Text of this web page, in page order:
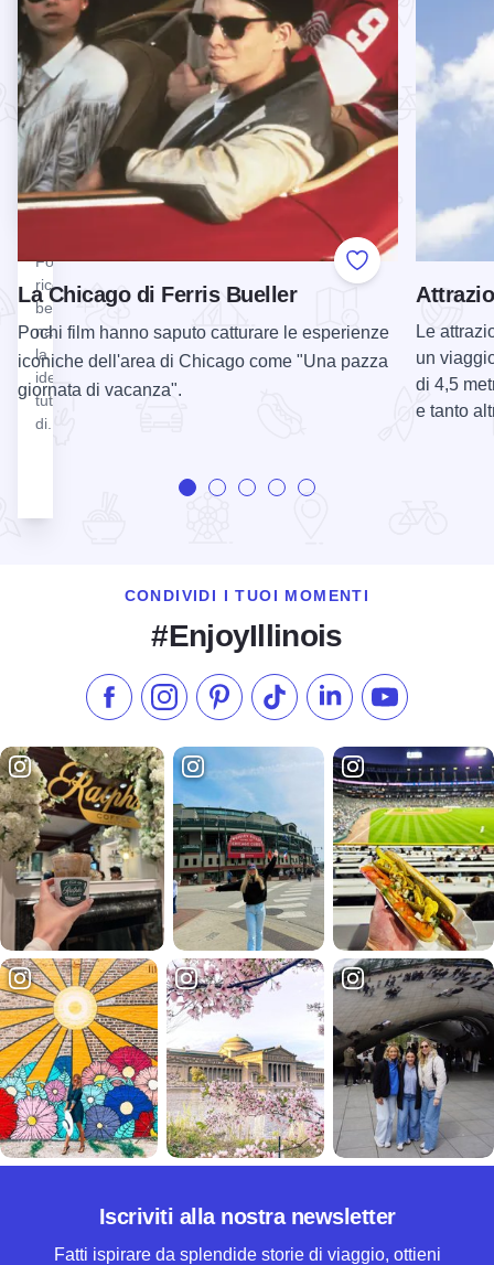
Wilmington.
Nel 2024 la
statua è
stata
rinnovata...
National
Forest
Incastonata
tra i fiumi
Mississippi
e Ohio, nel
sud
dell'Illinois,
la Shawnee
Forest è
ricca di
bellezze
naturali che
la rendono
ideale per
tutti i tipi
di...
10...
Add to Favorites
La Chicago di Ferris Bueller
Pochi film hanno saputo catturare le esperienze
iconiche dell'area di Chicago come "Una pazza
giornata di vacanza".
Le
un
di 4,5
e tanto
CONDIVIDI I TUOI MOMENTI
#EnjoyIllinois
Metti "Mi piace" su Facebook
Seguici su Instagram
Visita il nostro Pinterest
Seguici su TikTok
Seguici su LinkedIn
Iscriviti al
Iscriviti alla nostra newsletter
Fatti ispirare da splendide storie di viaggio, ottieni